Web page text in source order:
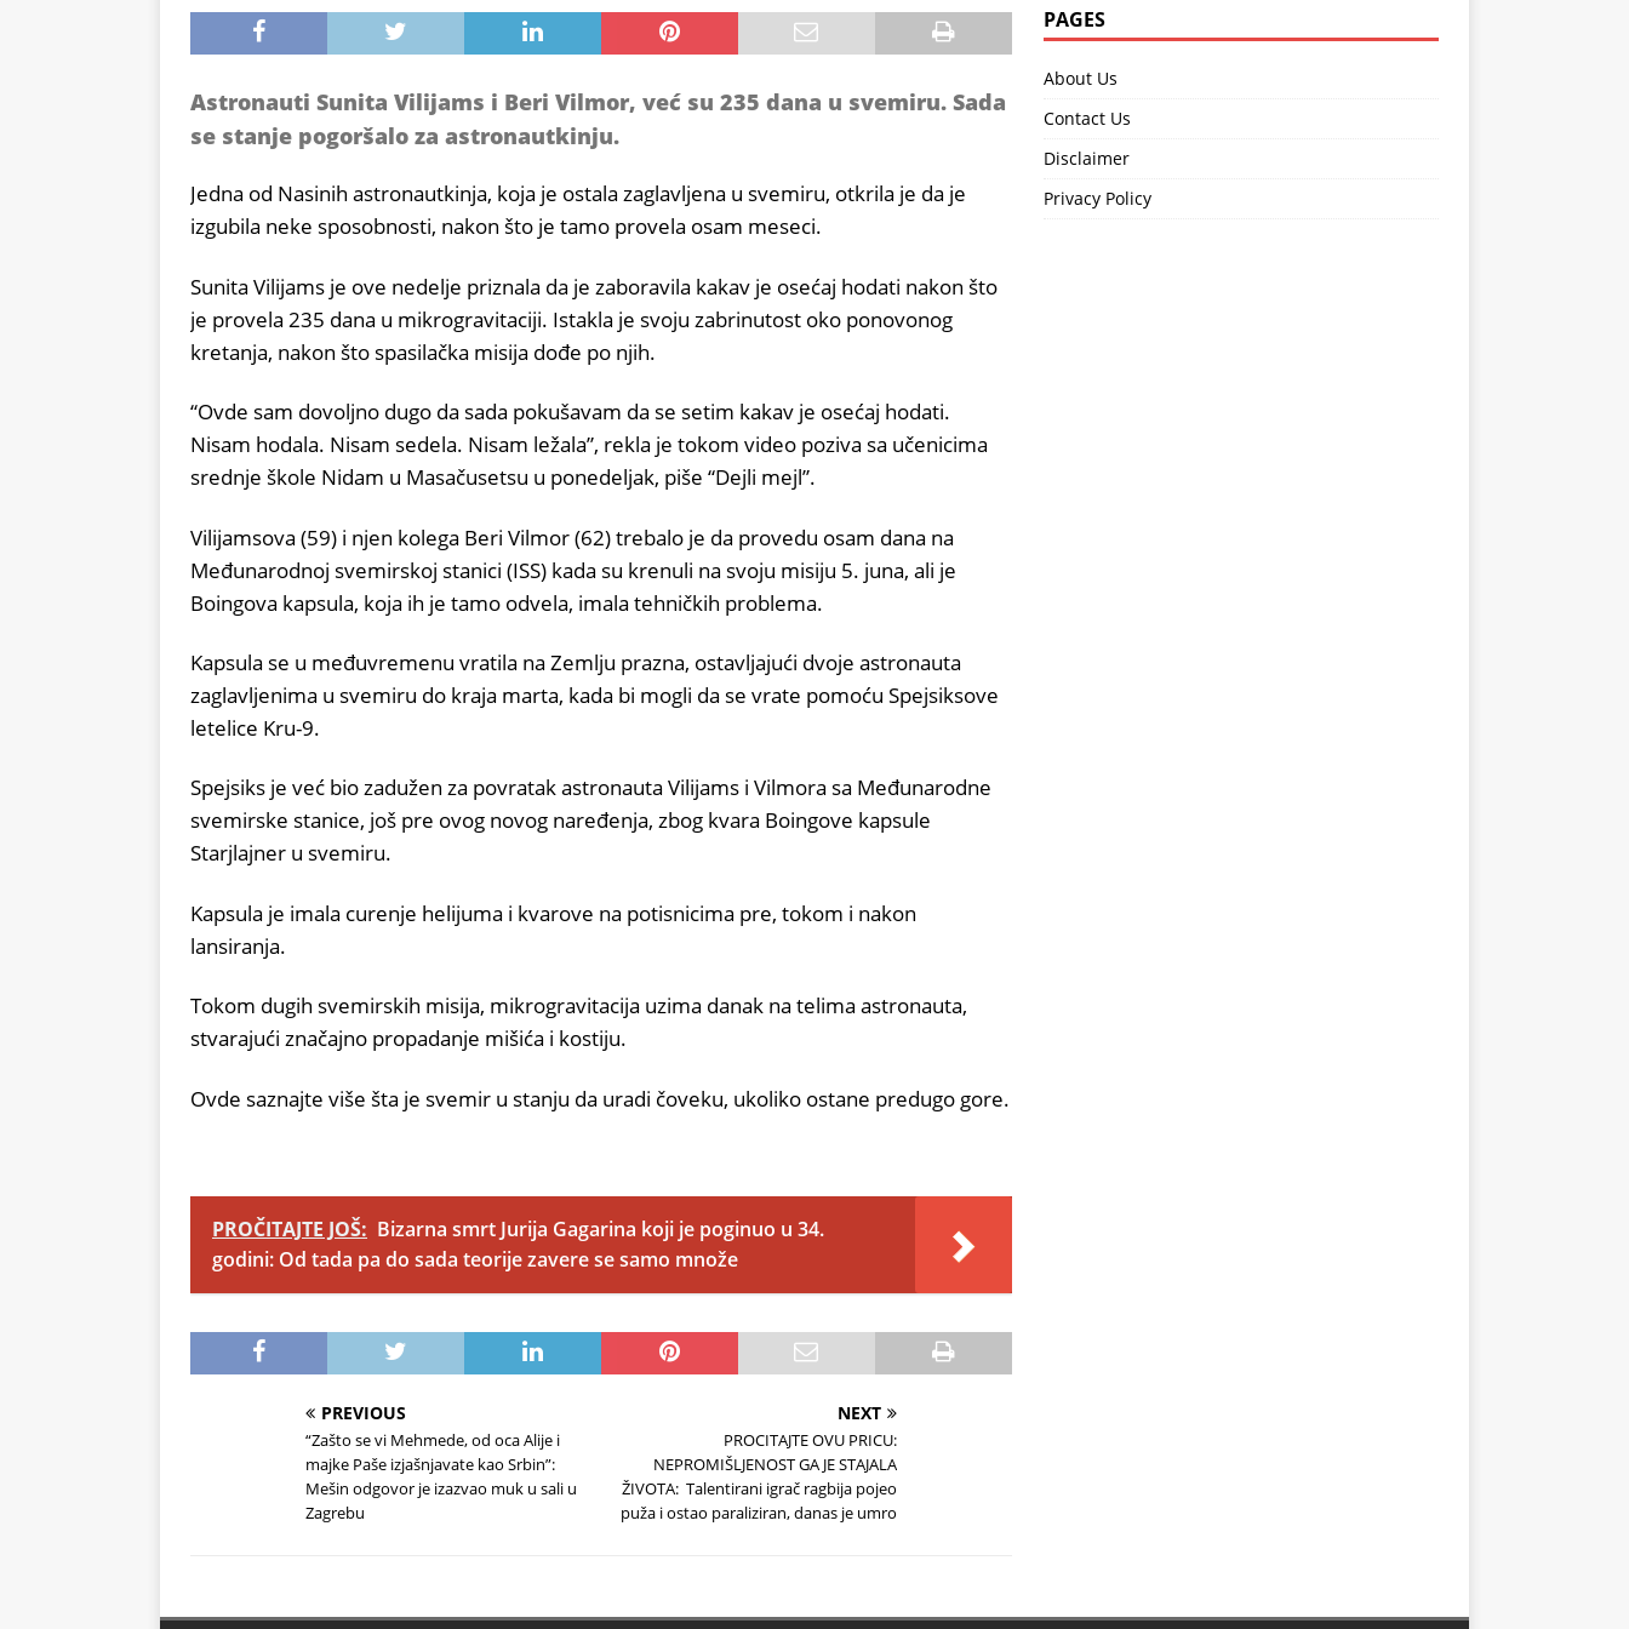
Astronauti Sunita Vilijams i Beri Vilmor, već su 235 dana u svemiru. Sada
se stanje pogoršalo za astronautkinju.
Jedna od Nasinih astronautkinja, koja je ostala zaglavljena u svemiru, otkrila je da je
izgubila neke sposobnosti, nakon što je tamo provela osam meseci.
Sunita Vilijams je ove nedelje priznala da je zaboravila kakav je osećaj hodati nakon što
je provela 235 dana u mikrogravitaciji. Istakla je svoju zabrinutost oko ponovonog
kretanja, nakon što spasilačka misija dođe po njih.
“Ovde sam dovoljno dugo da sada pokušavam da se setim kakav je osećaj hodati.
Nisam hodala. Nisam sedela. Nisam ležala”, rekla je tokom video poziva sa učenicima
srednje škole Nidam u Masačusetsu u ponedeljak, piše “Dejli mejl”.
Vilijamsova (59) i njen kolega Beri Vilmor (62) trebalo je da provedu osam dana na
Međunarodnoj svemirskoj stanici (ISS) kada su krenuli na svoju misiju 5. juna, ali je
Boingova kapsula, koja ih je tamo odvela, imala tehničkih problema.
Kapsula se u međuvremenu vratila na Zemlju prazna, ostavljajući dvoje astronauta
zaglavljenima u svemiru do kraja marta, kada bi mogli da se vrate pomoću Spejsiksove
letelice Kru-9.
Spejsiks je već bio zadužen za povratak astronauta Vilijams i Vilmora sa Međunarodne
svemirske stanice, još pre ovog novog naređenja, zbog kvara Boingove kapsule
Starjlajner u svemiru.
Kapsula je imala curenje helijuma i kvarove na potisnicima pre, tokom i nakon
lansiranja.
Tokom dugih svemirskih misija, mikrogravitacija uzima danak na telima astronauta,
stvarajući značajno propadanje mišića i kostiju.
Ovde saznajte više šta je svemir u stanju da uradi čoveku, ukoliko ostane predugo gore.
PROČITAJTE JOŠ: Bizarna smrt Jurija Gagarina koji je poginuo u 34.
godini: Od tada pa do sada teorije zavere se samo množe
PREVIOUS
“Zašto se vi Mehmede, od oca Alije i
majke Paše izjašnjavate kao Srbin”:
Mešin odgovor je izazvao muk u sali u
Zagrebu
NEXT
PROCITAJTE OVU PRICU:
NEPROMIŠLJENOST GA JE STAJALA
ŽIVOTA: Talentirani igrač ragbija pojeo
puža i ostao paraliziran, danas je umro
PAGES
About Us
Contact Us
Disclaimer
Privacy Policy